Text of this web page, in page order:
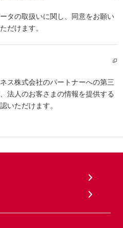
タの取扱いに関し、同意をお願い
だけます。
ス株式会社のパートナーへの第三
法人のお客さまの情報を提供する
いただけます。